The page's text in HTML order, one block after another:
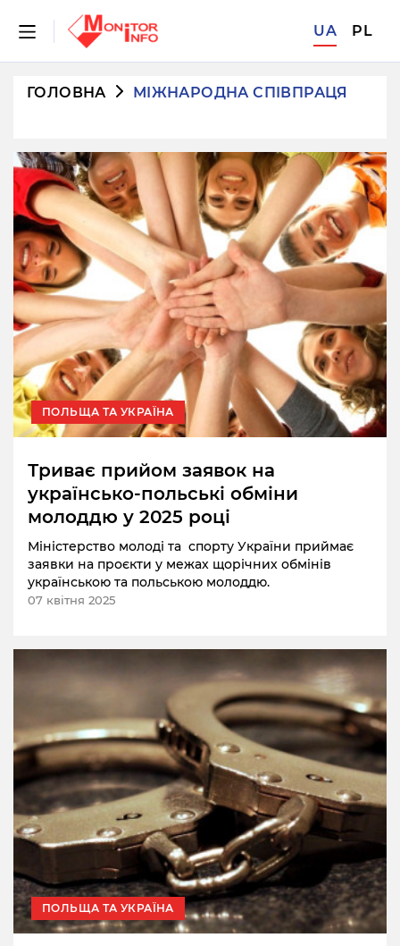
UA PL
ГОЛОВНА МІЖНАРОДНА СПІВПРАЦЯ
ПОЛЬЩА ТА УКРАЇНА
Триває прийом заявок на
українсько-польські обміни
молоддю у 2025 році
Міністерство молоді та спорту України приймає
заявки на проєкти у межах щорічних обмінів
українською та польською молоддю.
07 квітня 2025
ПОЛЬЩА ТА УКРАЇНА